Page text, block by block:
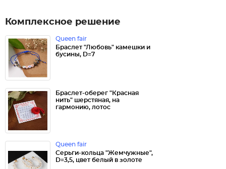
Комплексное решение
Queen fair
Браслет "Любовь" камешки и
бусины, D=7
Браслет-оберег "Красная
нить" шерстяная, на
гармонию, лотос
Queen fair
Серьги-кольца "Жемчужные",
D=3,5, цвет белый в золоте